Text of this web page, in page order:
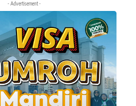
- Advertisement -